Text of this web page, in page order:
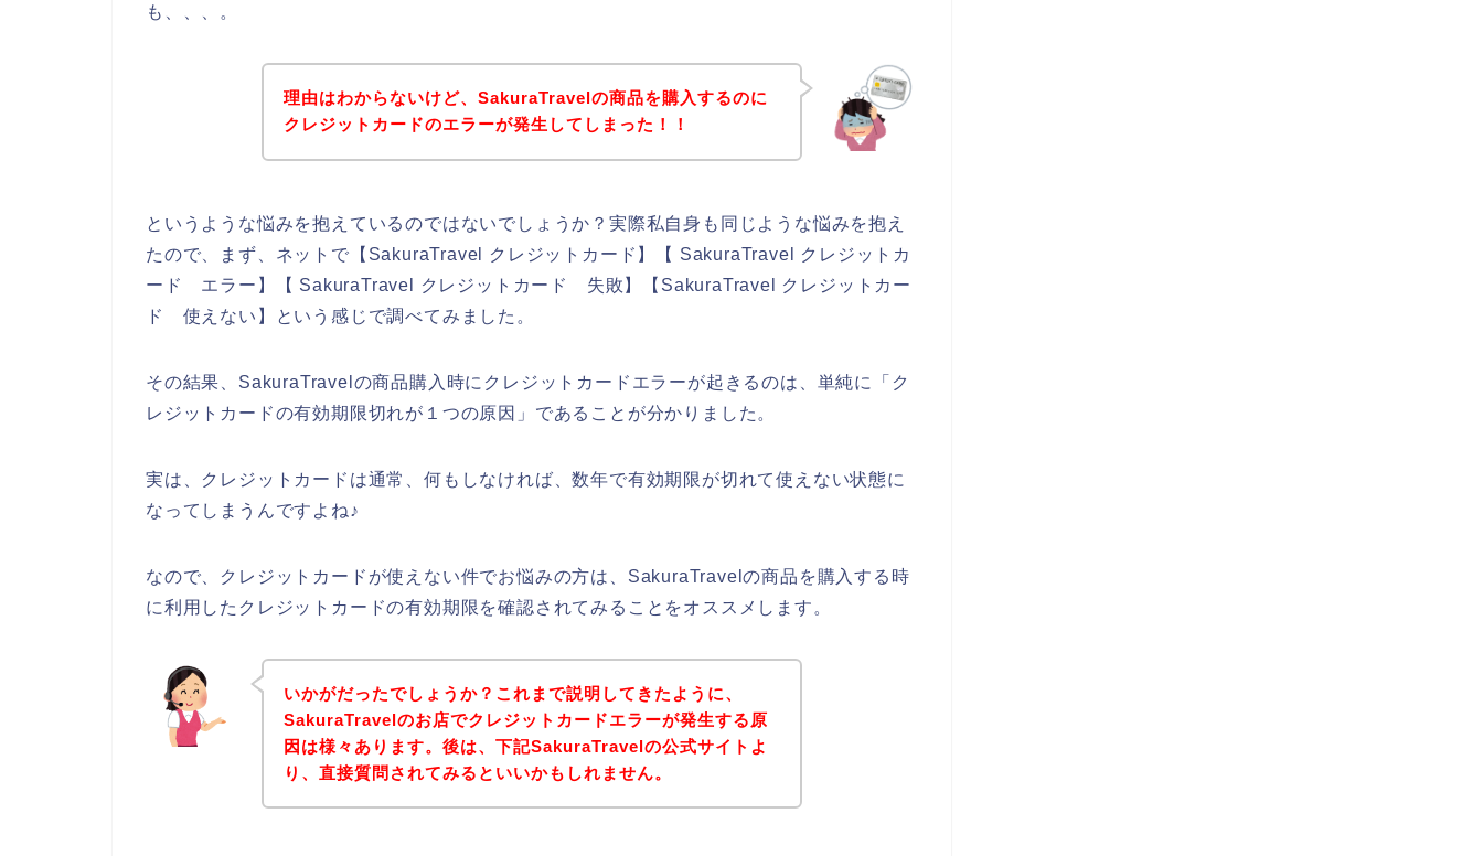
も、、、。
理由はわからないけど、SakuraTravelの商品を購入するのに
クレジットカードのエラーが発生してしまった！！
というような悩みを抱えているのではないでしょうか？実際私自身も同じような悩みを抱え
たので、まず、ネットで【SakuraTravel クレジットカード】【 SakuraTravel クレジットカ
ード エラー】【 SakuraTravel クレジットカード 失敗】【SakuraTravel クレジットカー
ド 使えない】という感じで調べてみました。
その結果、SakuraTravelの商品購入時にクレジットカードエラーが起きるのは、単純に「ク
レジットカードの有効期限切れが１つの原因」であることが分かりました。
実は、クレジットカードは通常、何もしなければ、数年で有効期限が切れて使えない状態に
なってしまうんですよね♪
なので、クレジットカードが使えない件でお悩みの方は、SakuraTravelの商品を購入する時
に利用したクレジットカードの有効期限を確認されてみることをオススメします。
いかがだったでしょうか？これまで説明してきたように、
SakuraTravelのお店でクレジットカードエラーが発生する原
因は様々あります。後は、下記SakuraTravelの公式サイトよ
り、直接質問されてみるといいかもしれません。